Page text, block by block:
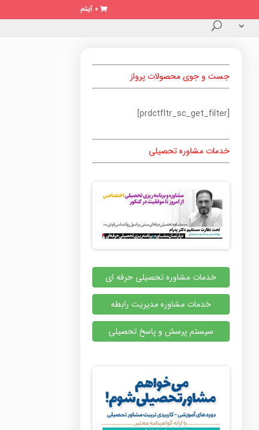
0 آیتم
جست و جوی محصولات پرواز
[prdctfltr_sc_get_filter]
خدمات مشاوره تحصیلی
خدمات مشاوره تحصیلی حرفه ای
خدمات مشاوره مدیریت رابطه
سیستم پرسش و پاسخ تحصیلی